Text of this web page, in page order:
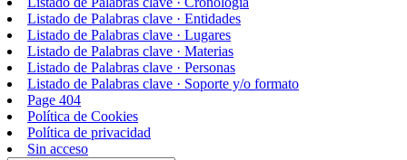
Listado de Palabras clave · Entidades
Listado de Palabras clave · Lugares
Listado de Palabras clave · Materias
Listado de Palabras clave · Personas
Listado de Palabras clave · Soporte y/o formato
Page 404
Política de Cookies
Política de privacidad
Sin acceso